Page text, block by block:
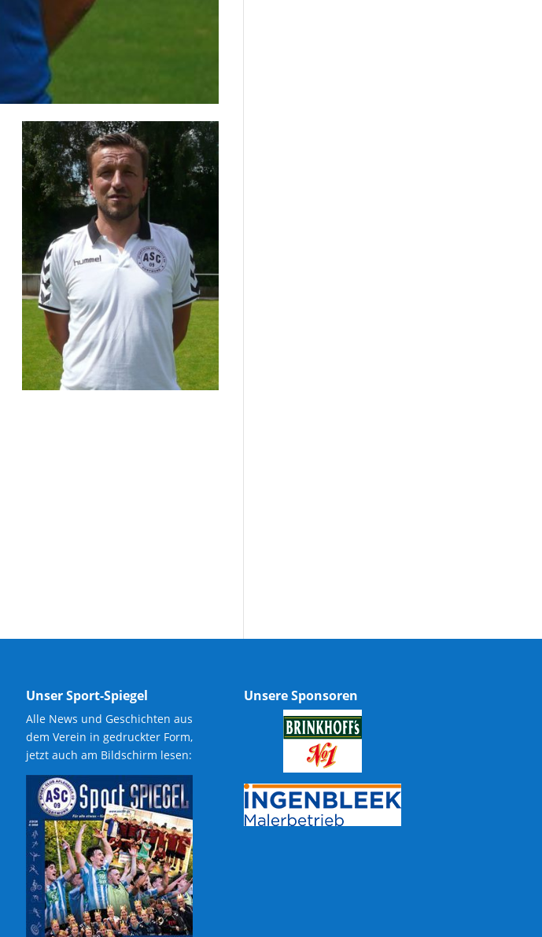
Unser Sport-Spiegel
Alle News und Geschichten aus
dem Verein in gedruckter Form,
jetzt auch am Bildschirm lesen:
Unsere Sponsoren